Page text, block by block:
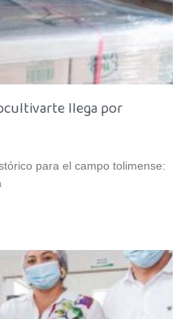
llega por
para el campo tolimense: